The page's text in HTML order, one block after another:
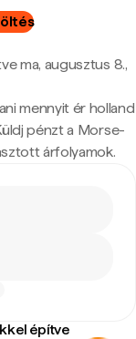
ma, augusztus 8.,
mennyit ér holland
pénzt a Morse-
árfolyamok.
építve